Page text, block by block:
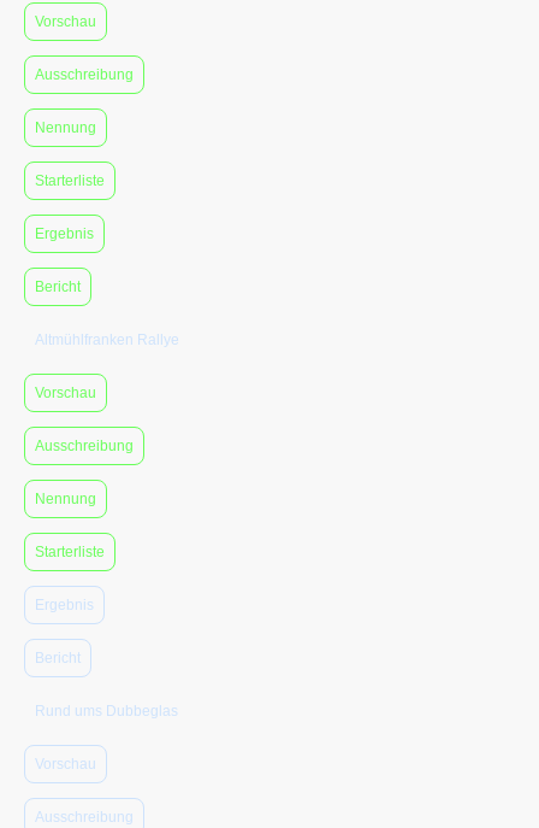
Vorschau
Ausschreibung
Nennung
Starterliste
Ergebnis
Bericht
Altmühlfranken Rallye
Vorschau
Ausschreibung
Nennung
Starterliste
Ergebnis
Bericht
Rund ums Dubbeglas
Vorschau
Ausschreibung